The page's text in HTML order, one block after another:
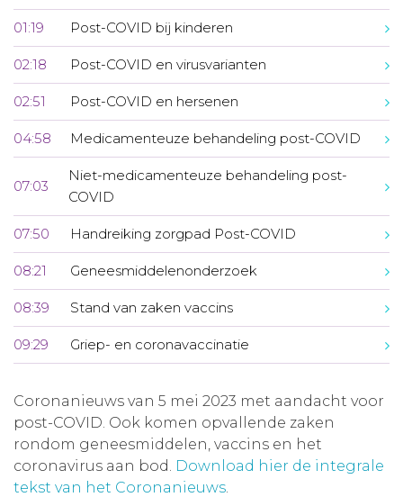
01:19 Post-COVID bij kinderen
02:18 Post-COVID en virusvarianten
02:51 Post-COVID en hersenen
04:58 Medicamenteuze behandeling post-COVID
07:03
Niet-medicamenteuze behandeling post-
COVID
07:50 Handreiking zorgpad Post-COVID
08:21 Geneesmiddelenonderzoek
08:39 Stand van zaken vaccins
09:29 Griep- en coronavaccinatie
Coronanieuws van 5 mei 2023 met aandacht voor
post-COVID. Ook komen opvallende zaken
rondom geneesmiddelen, vaccins en het
coronavirus aan bod. Download hier de integrale
tekst van het Coronanieuws.